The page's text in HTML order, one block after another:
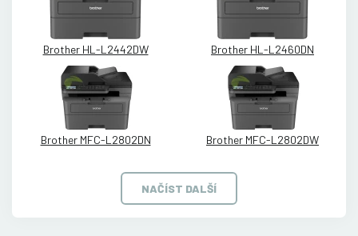
Brother HL-L2442DW Brother HL-L2460DN
Brother MFC-L2802DN Brother MFC-L2802DW
NAČÍST DALŠÍ